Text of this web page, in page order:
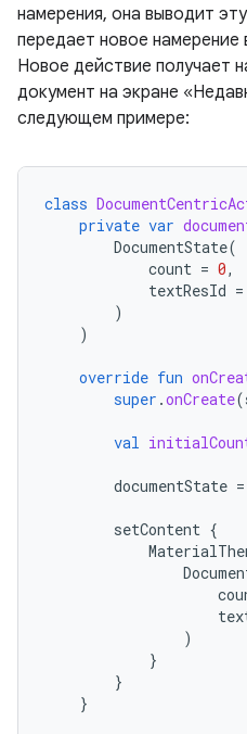
намерения, она выводит
передает новое намерение
Новое действие получает
документ на экране
следующем примере:
class
private var
DocumentState(
count = 0,
textResId =
)
)
override fun
super .onCreate(
val
documentState =
setContent {
)
}
}
}